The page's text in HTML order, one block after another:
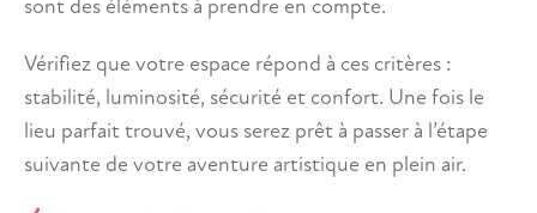
sont des éléments à prendre en compte.
Vérifiez que votre espace répond à ces critères :
stabilité, luminosité, sécurité et confort. Une fois le
lieu parfait trouvé, vous serez prêt à passer à l’étape
suivante de votre aventure artistique en plein air.